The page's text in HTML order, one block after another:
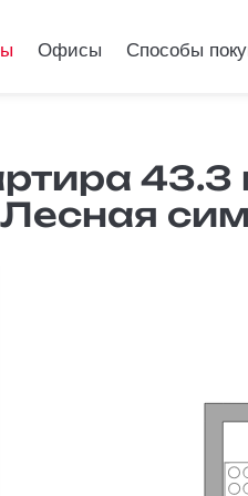
Офисы Способы
43.3